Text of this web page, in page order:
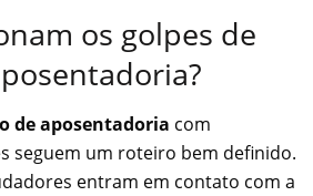
os golpes de
de aposentadoria com
seguem um roteiro bem definido.
entram em contato com a